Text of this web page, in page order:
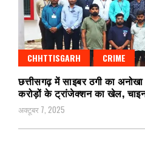
CHHTTISGARH CRIME
छत्तीसगढ़ में साइबर ठगी का
करोड़ों के ट्रांजेक्शन का खेल,
अक्टूबर 7, 2025